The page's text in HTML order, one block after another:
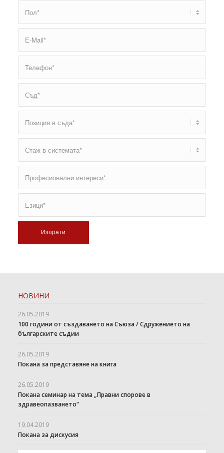
НОВИНИ
26.05.2019
100 години от създаването на Съюза / Сдружението на
българските съдии
26.05.2019
Покана за представяне на книга
26.05.2019
Покана семинар на тема „Правни спорове в
здравеопазването“
19.04.2019
Покана за дискусия